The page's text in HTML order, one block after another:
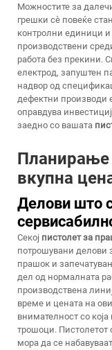
Можностите за
грешки сè повеќе
контролни единици и
производствени
работа без прекини.
електрод, запуштен
надвор од
дефектни производи
оправдува
заедно со вашата
вкупна
Делови што
Секој пистолет за
потрошувани делови
прашок и
дел од нормалната
производствена
време и цената на
внимателност со
трошоци. Пистолетот
мора да се